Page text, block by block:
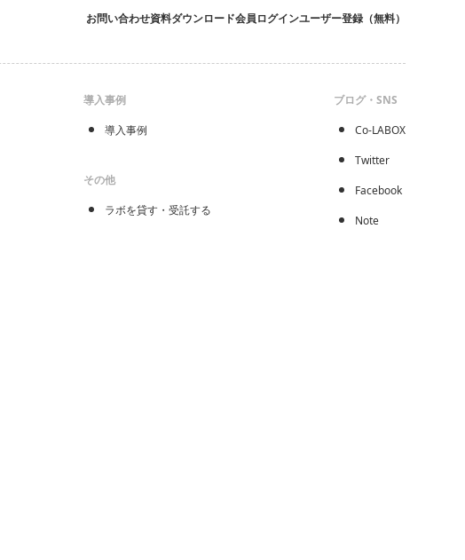
お問い合わせ資料ダウンロード会員ログインユーザー登録（無料）
導入事例
導入事例
その他
ラボを貸す・受託する
ブログ・SNS
Co-LABOX
Twitter
Facebook
Note